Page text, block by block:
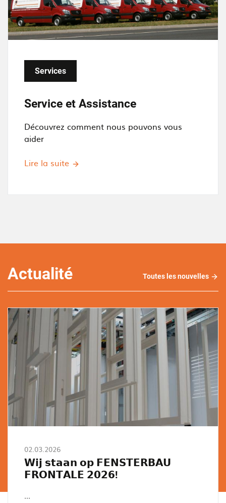
Services
Service et Assistance
Découvrez comment nous pouvons vous
aider
Lire la suite
Actualité Toutes les nouvelles
02.03.2026
𝗪𝗶𝗷 𝘀𝘁𝗮𝗮𝗻 𝗼𝗽 𝗙𝗘𝗡𝗦𝗧𝗘𝗥𝗕𝗔𝗨
𝗙𝗥𝗢𝗡𝗧𝗔𝗟𝗘 𝟮𝟬𝟮𝟲!